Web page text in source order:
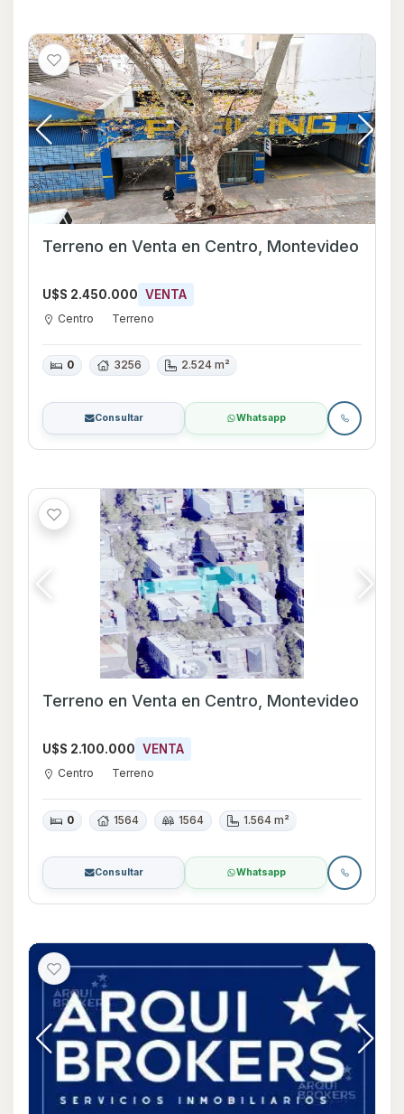
Terreno en Venta en Centro, Montevideo
U$S 2.450.000 VENTA
Centro Terreno
0 3256 2.524 m²
Consultar Whatsapp
Terreno en Venta en Centro, Montevideo
U$S 2.100.000 VENTA
Centro Terreno
0 1564 1564 1.564 m²
Consultar Whatsapp